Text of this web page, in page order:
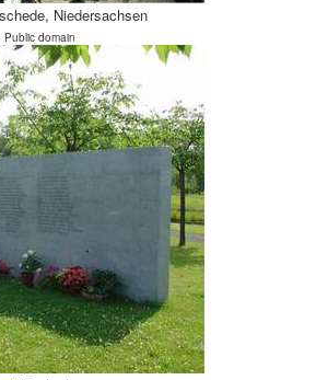
Niedersachsen
domain